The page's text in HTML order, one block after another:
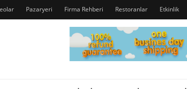
Pazaryeri Firma Rehberi Restoranlar Etkinlik